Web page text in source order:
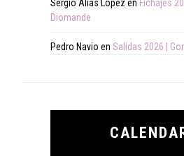
Sergio Alias López en Fichajes
Diomande
Pedro Navio en Salidas 2026 |